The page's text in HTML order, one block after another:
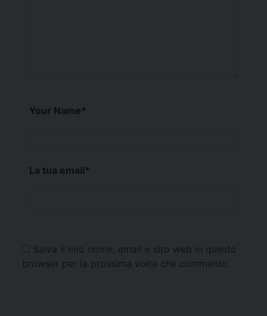
Your Name*
La tua email*
Salva il mio nome, email e sito web in questo
browser per la prossima volta che commento.